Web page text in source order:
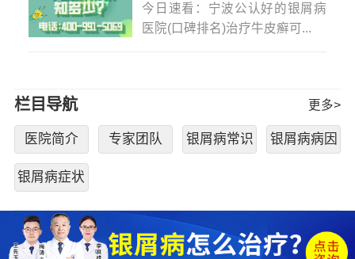
今日速看：宁波公认好的银屑病
医院(口碑排名)治疗牛皮癣可...
栏目导航 更多>
医院简介 专家团队 银屑病常识 银屑病病因
银屑病症状